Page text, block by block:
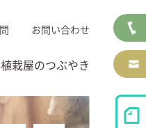
植栽屋のつぶやき
お問い合わせ